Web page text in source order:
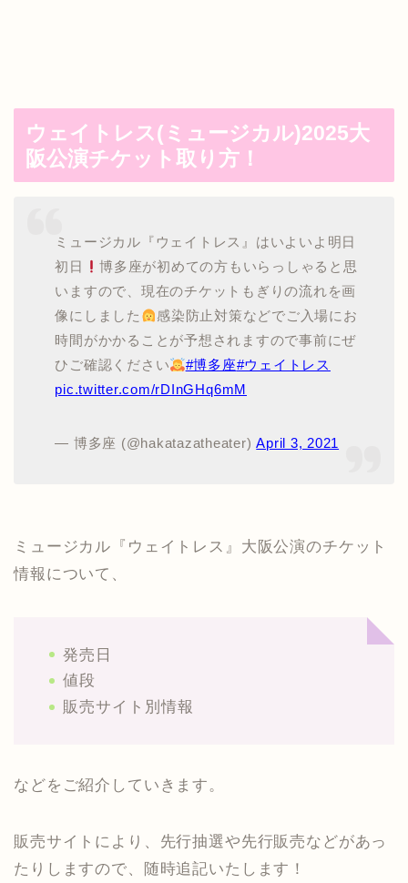
ウェイトレス(ミュージカル)2025大
阪公演チケット取り方！
ミュージカル『ウェイトレス』はいよいよ明日
初日
博多座が初めての方もいらっしゃると思
いますので、現在のチケットもぎりの流れを画
像にしました
感染防止対策などでご入場にお
時間がかかることが予想されますので事前にぜ
ひご確認ください
#博多座#ウェイトレス
pic.twitter.com/rDInGHq6mM
— 博多座 (@hakatazatheater)April 3, 2021
ミュージカル『ウェイトレス』大阪公演のチケット
情報について、
発売日
値段
販売サイト別情報
などをご紹介していきます。
販売サイトにより、先行抽選や先行販売などがあっ
たりしますので、随時追記いたします！